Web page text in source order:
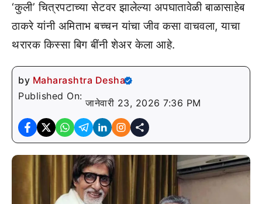
‘कुली’ चित्रपटाच्या सेटवर झालेल्या अपघातावेळी बाळासाहेब
ठाकरे यांनी अमिताभ बच्चन यांचा जीव कसा वाचवला, याचा
थरारक किस्सा बिग बींनी शेअर केला आहे.
by Maharashtra Desha
Published On:
जानेवारी 23, 2026 7:36 PM